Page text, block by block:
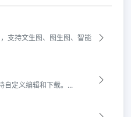
支持文生图、图生图、智能
自定义编辑和下载。...